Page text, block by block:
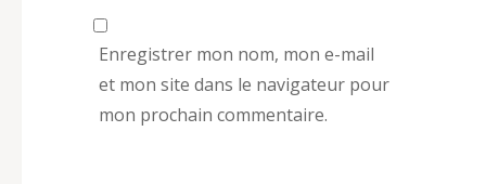
Enregistrer mon nom, mon e-mail
et mon site dans le navigateur pour
mon prochain commentaire.